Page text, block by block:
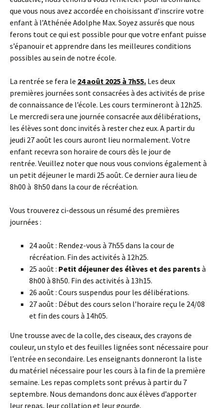
que vous nous avez accordée en choisissant d’inscrire votre
enfant à l’Athénée Adolphe Max. Soyez assurés que nous
ferons tout ce qui est possible pour que votre enfant puisse
s’épanouir et apprendre dans les meilleures conditions
possibles au sein de notre école.
La rentrée se fera le 24 août 2025 à 7h55. Les deux
premières journées sont consacrées à des activités de prise
de connaissance de l’école. Les cours termineront à 12h25.
Le mercredi sera une journée consacrée aux délibérations,
les élèves sont donc invités à rester chez eux. A partir du
jeudi 27 août les cours auront lieu normalement. Votre
enfant recevra son horaire de cours dès le jour de
rentrée. Veuillez noter que nous vous convions également à
un petit déjeuner le mardi 25 août. Ce dernier aura lieu de
8h00 à 8h50 dans la cour de récréation.
Vous trouverez ci-dessous un résumé des premières
journées :
24 août : Rendez-vous à 7h55 dans la cour de
récréation. Fin des activités à 12h25.
25 août : Petit déjeuner des élèves et des parents à
8h00 à 8h50. Fin des activités à 13h15.
26 août : Cours suspendus pour les délibérations.
27 août : Début des cours selon l’horaire reçu le 24/08
et fin des cours à 14h05.
Une trousse avec de la colle, des ciseaux, des crayons de
couleur, un stylo et des feuilles lignées sont nécessaire pour
l’entrée en secondaire. Les enseignants donneront la liste
du matériel nécessaire pour les cours à la fin de la première
semaine. Les repas complets sont prévus à partir du 7
septembre. Nous demandons donc aux élèves d’apporter
leur repas, leur collation et leur gourde.